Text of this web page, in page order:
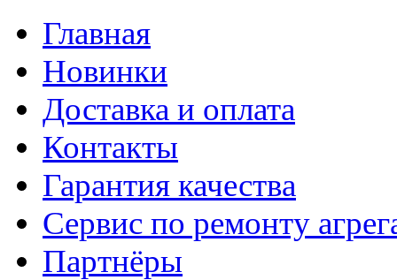
Главная
Новинки
Доставка и оплата
Контакты
Гарантия качества
Сервис по ремонту
Партнёры